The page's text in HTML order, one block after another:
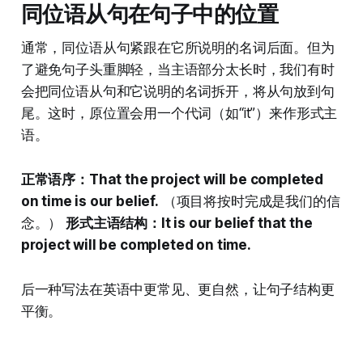
同位语从句在句子中的位置
通常，同位语从句紧跟在它所说明的名词后面。但为
了避免句子头重脚轻，当主语部分太长时，我们有时
会把同位语从句和它说明的名词拆开，将从句放到句
尾。这时，原位置会用一个代词（如“it”）来作形式主
语。
正常语序：That the project will be completed
on time is our belief. （项目将按时完成是我们的信
念。）形式主语结构：It is our belief that the
project will be completed on time.
后一种写法在英语中更常见、更自然，让句子结构更
平衡。